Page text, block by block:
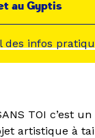
au Gyptis
des infos
TOI c’est
artistique à